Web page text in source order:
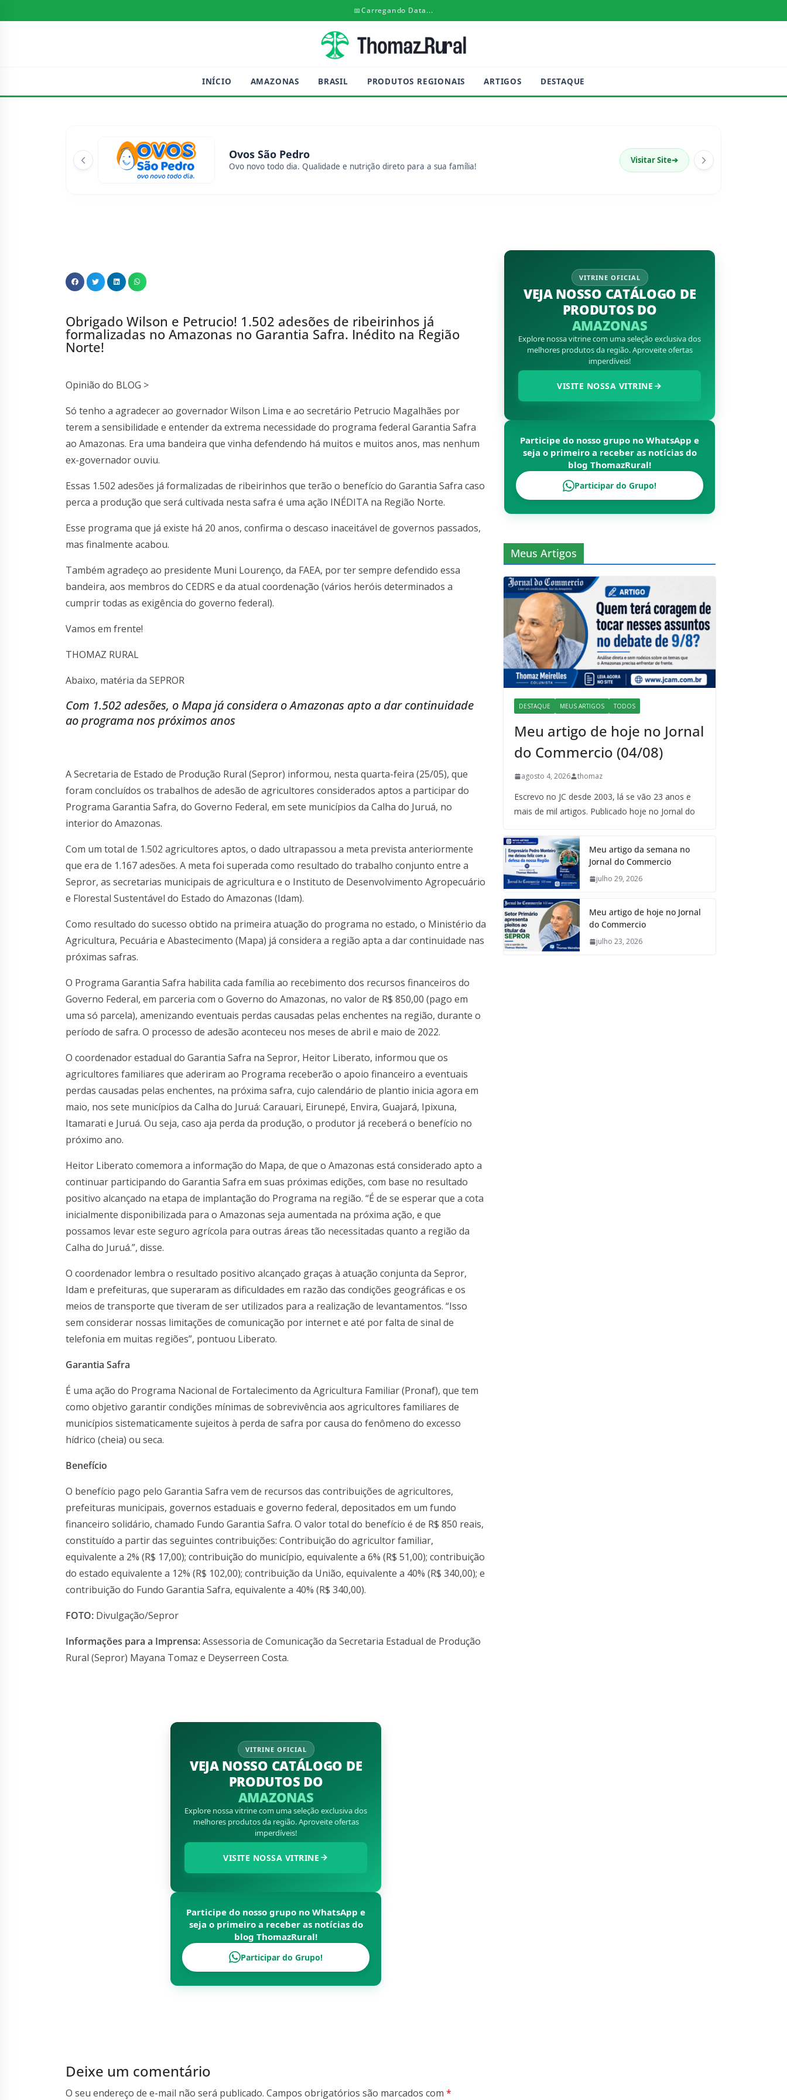
📅Carregando Data...
INÍCIO AMAZONAS BRASIL PRODUTOS REGIONAIS ARTIGOS DESTAQUE
Ovos São Pedro
Ovo novo todo dia. Qualidade e nutrição direto para a sua família!
Visitar Site➔
Obrigado Wilson e Petrucio! 1.502 adesões de ribeirinhos já
formalizadas no Amazonas no Garantia Safra. Inédito na Região
Norte!
Opinião do BLOG >
Só tenho a agradecer ao governador Wilson Lima e ao secretário Petrucio Magalhães por
terem a sensibilidade e entender da extrema necessidade do programa federal Garantia Safra
ao Amazonas. Era uma bandeira que vinha defendendo há muitos e muitos anos, mas nenhum
ex-governador ouviu.
Essas 1.502 adesões já formalizadas de ribeirinhos que terão o benefício do Garantia Safra caso
perca a produção que será cultivada nesta safra é uma ação INÉDITA na Região Norte.
Esse programa que já existe há 20 anos, confirma o descaso inaceitável de governos passados,
mas finalmente acabou.
Também agradeço ao presidente Muni Lourenço, da FAEA, por ter sempre defendido essa
bandeira, aos membros do CEDRS e da atual coordenação (vários heróis determinados a
cumprir todas as exigência do governo federal).
Vamos em frente!
THOMAZ RURAL
Abaixo, matéria da SEPROR
Com 1.502 adesões, o Mapa já considera o Amazonas apto a dar continuidade
ao programa nos próximos anos
A Secretaria de Estado de Produção Rural (Sepror) informou, nesta quarta-feira (25/05), que
foram concluídos os trabalhos de adesão de agricultores considerados aptos a participar do
Programa Garantia Safra, do Governo Federal, em sete municípios da Calha do Juruá, no
interior do Amazonas.
Com um total de 1.502 agricultores aptos, o dado ultrapassou a meta prevista anteriormente
que era de 1.167 adesões. A meta foi superada como resultado do trabalho conjunto entre a
Sepror, as secretarias municipais de agricultura e o Instituto de Desenvolvimento Agropecuário
e Florestal Sustentável do Estado do Amazonas (Idam).
Como resultado do sucesso obtido na primeira atuação do programa no estado, o Ministério da
Agricultura, Pecuária e Abastecimento (Mapa) já considera a região apta a dar continuidade nas
próximas safras.
O Programa Garantia Safra habilita cada família ao recebimento dos recursos financeiros do
Governo Federal, em parceria com o Governo do Amazonas, no valor de R$ 850,00 (pago em
uma só parcela), amenizando eventuais perdas causadas pelas enchentes na região, durante o
período de safra. O processo de adesão aconteceu nos meses de abril e maio de 2022.
O coordenador estadual do Garantia Safra na Sepror, Heitor Liberato, informou que os
agricultores familiares que aderiram ao Programa receberão o apoio financeiro a eventuais
perdas causadas pelas enchentes, na próxima safra, cujo calendário de plantio inicia agora em
maio, nos sete municípios da Calha do Juruá: Carauari, Eirunepé, Envira, Guajará, Ipixuna,
Itamarati e Juruá. Ou seja, caso aja perda da produção, o produtor já receberá o benefício no
próximo ano.
Heitor Liberato comemora a informação do Mapa, de que o Amazonas está considerado apto a
continuar participando do Garantia Safra em suas próximas edições, com base no resultado
positivo alcançado na etapa de implantação do Programa na região. “É de se esperar que a cota
inicialmente disponibilizada para o Amazonas seja aumentada na próxima ação, e que
possamos levar este seguro agrícola para outras áreas tão necessitadas quanto a região da
Calha do Juruá.”, disse.
O coordenador lembra o resultado positivo alcançado graças à atuação conjunta da Sepror,
Idam e prefeituras, que superaram as dificuldades em razão das condições geográficas e os
meios de transporte que tiveram de ser utilizados para a realização de levantamentos. “Isso
sem considerar nossas limitações de comunicação por internet e até por falta de sinal de
telefonia em muitas regiões”, pontuou Liberato.
Garantia Safra
É uma ação do Programa Nacional de Fortalecimento da Agricultura Familiar (Pronaf), que tem
como objetivo garantir condições mínimas de sobrevivência aos agricultores familiares de
municípios sistematicamente sujeitos à perda de safra por causa do fenômeno do excesso
hídrico (cheia) ou seca.
Benefício
O benefício pago pelo Garantia Safra vem de recursos das contribuições de agricultores,
prefeituras municipais, governos estaduais e governo federal, depositados em um fundo
financeiro solidário, chamado Fundo Garantia Safra. O valor total do benefício é de R$ 850 reais,
constituído a partir das seguintes contribuições: Contribuição do agricultor familiar,
equivalente a 2% (R$ 17,00); contribuição do município, equivalente a 6% (R$ 51,00); contribuição
do estado equivalente a 12% (R$ 102,00); contribuição da União, equivalente a 40% (R$ 340,00); e
contribuição do Fundo Garantia Safra, equivalente a 40% (R$ 340,00).
FOTO: Divulgação/Sepror
Informações para a Imprensa:Assessoria de Comunicação da Secretaria Estadual de Produção
Rural (Sepror) Mayana Tomaz e Deyserreen Costa.
VITRINE OFICIAL
VEJA NOSSO CATÁLOGO DE
PRODUTOS DO
AMAZONAS
Explore nossa vitrine com uma seleção exclusiva dos
melhores produtos da região. Aproveite ofertas
imperdíveis!
VISITE NOSSA VITRINE
Participe do nosso grupo no WhatsApp e
seja o primeiro a receber as notícias do
blogThomazRural!
Participar do Grupo!
Deixe um comentário
O seu endereço de e-mail não será publicado. Campos obrigatórios são marcados com *
VITRINE OFICIAL
VEJA NOSSO CATÁLOGO DE
PRODUTOS DO
AMAZONAS
Explore nossa vitrine com uma seleção exclusiva dos
melhores produtos da região. Aproveite ofertas
imperdíveis!
VISITE NOSSA VITRINE
Participe do nosso grupo no WhatsApp e
seja o primeiro a receber as notícias do
blogThomazRural!
Participar do Grupo!
Meus Artigos
DESTAQUE MEUS ARTIGOS TODOS
Meu artigo de hoje no Jornal
do Commercio (04/08)
agosto 4, 2026 thomaz
Escrevo no JC desde 2003, lá se vão 23 anos e
mais de mil artigos. Publicado hoje no Jornal do
Meu artigo da semana no
Jornal do Commercio
julho 29, 2026
Meu artigo de hoje no Jornal
do Commercio
julho 23, 2026